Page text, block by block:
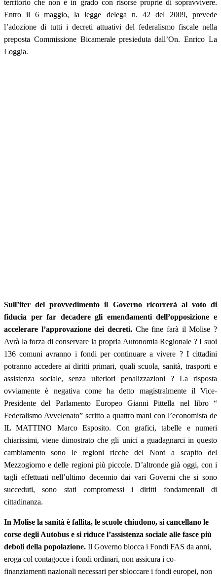
territorio che non è in grado con risorse proprie di sopravvivere.
Entro il 6 maggio, la legge delega n. 42 del 2009, prevede
l’adozione di tutti i decreti attuativi del federalismo fiscale nella
preposta Commissione Bicamerale presieduta dall’On. Enrico La
Loggia.
Sull’iter del provvedimento il Governo ricorrerà al voto di
fiducia per far decadere gli emendamenti dell’opposizione e
accelerare l’approvazione dei decreti. Che fine farà il Molise ?
Avrà la forza di conservare la propria Autonomia Regionale ? I suoi
136 comuni avranno i fondi per continuare a vivere ? I cittadini
potranno accedere ai diritti primari, quali scuola, sanità, trasporti e
assistenza sociale, senza ulteriori penalizzazioni ? La risposta
ovviamente è negativa come ha detto magistralmente il Vice-
Presidente del Parlamento Europeo Gianni Pittella nel libro “
Federalismo Avvelenato” scritto a quattro mani con l’economista de
IL MATTINO Marco Esposito. Con grafici, tabelle e numeri
chiarissimi, viene dimostrato che gli unici a guadagnarci in questo
cambiamento sono le regioni ricche del Nord a scapito del
Mezzogiorno e delle regioni più piccole. D’altronde già oggi, con i
tagli effettuati nell’ultimo decennio dai vari Governi che si sono
succeduti, sono stati compromessi i diritti fondamentali di
cittadinanza.
In Molise la sanità è fallita, le scuole chiudono, si cancellano le
corse degli Autobus e si riduce l’assistenza sociale alle fasce più
deboli della popolazione. Il Governo blocca i Fondi FAS da anni,
eroga col contagocce i fondi ordinari, non assicura i co-
finanziamenti nazionali necessari per sbloccare i fondi europei, non